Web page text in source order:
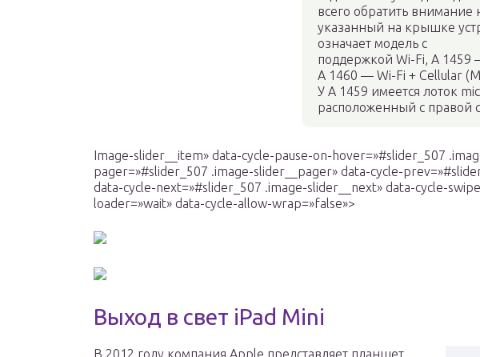
всего обратить
указанный на крышке
означает модель с
поддержкой Wi-Fi, A 1459
A 1460 — Wi-Fi + Cellular
У A 1459 имеется лоток
расположенный с правой
Image-slider__item» data-cycle-pause-on-hover=»#slider_507
pager=»#slider_507 .image-slider__pager» data-cycle-
data-cycle-next=»#slider_507 .image-slider__next» data-cycle-
loader=»wait» data-cycle-allow-wrap=»false»>
Выход в свет iPad Mini
В 2012 году компания Apple представляет планшет